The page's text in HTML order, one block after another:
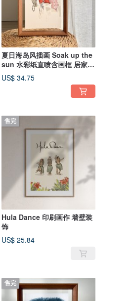
夏日海岛风插画 Soak up the
sun 水彩纸直喷含画框 居家疗
愈装饰
US$ 34.75
售完
Hula Dance 印刷画作 墙壁装
饰
US$ 25.84
售完